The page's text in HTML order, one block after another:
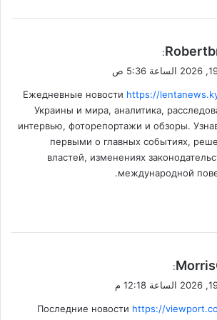
:
Ежедневные новости https://
Украины и мира, аналитика,
интервью, фоторепортажи и обзоры.
первыми о главных событиях,
властей, изменениях
международной
:
Последние новости https://